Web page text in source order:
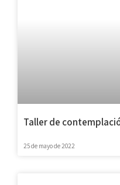
Taller de
25 de mayo de 2022